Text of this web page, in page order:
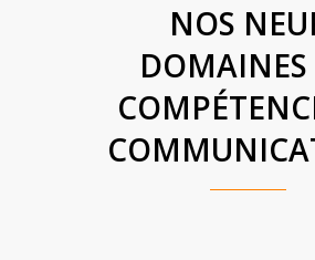
NOS
DOMAINES